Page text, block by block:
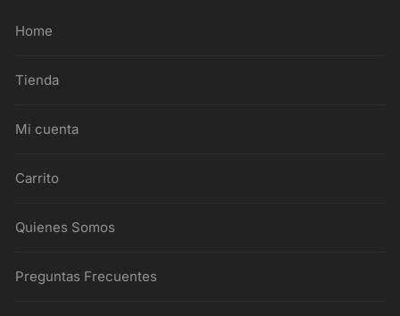
Home
Tienda
Mi cuenta
Carrito
Quienes Somos
Preguntas Frecuentes